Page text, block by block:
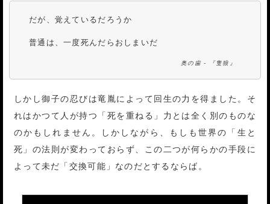
だが、覚えているだろうか
普通は、一度死んだらおしまいだ
奥の歯 - 『隻狼』
しかし御子の忍びは竜胤によって回生の力を得ました。そ
れはかつて人が持つ「死を重ねる」力とは全く別のものな
のかもしれません。しかしながら、もしも世界の「生と
死」の法則が変わっておらず、この二つが何らかの手段に
よって未だ「交換可能」なのだとするならば。